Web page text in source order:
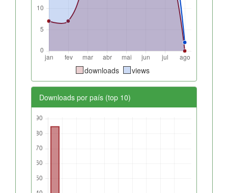
downloads views
Downloads por país (top 10)